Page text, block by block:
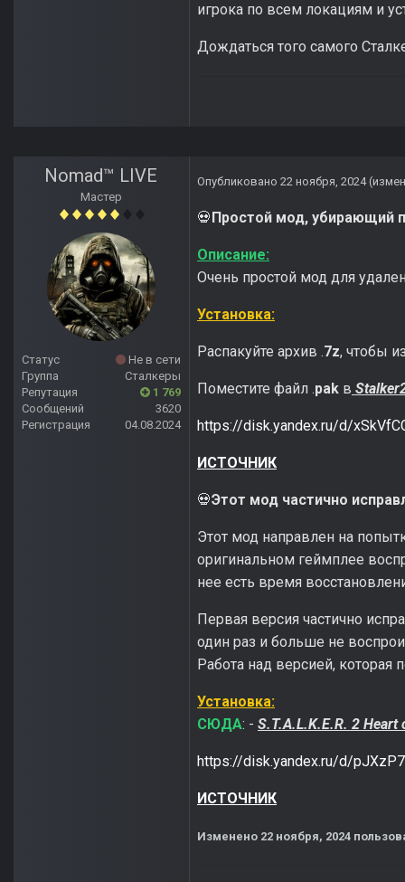
игрока по всем локациям и
Дождаться того самого
Nomad™ LIVE
Мастер
Статус
Не в сети
Группа
Сталкеры
Репутация
1 769
Сообщений
3620
Регистрация
04.08.2024
Опубликовано 22 ноября, 2024
💀 Простой мод, убирающий
Описание:
Очень простой мод для
Установка:
Распакуйте архив .7z, чтобы
Поместите файл .pak в
https://disk.yandex.ru/d/
ИСТОЧНИК
💀Этот мод частично
Этот мод направлен на
оригинальном геймплее
нее есть время
Первая версия частично
один раз и больше не
Работа над версией, которая
Установка:
СЮДА: - S.T.A.L.K.E.R. 2
https://disk.yandex.ru/d/
ИСТОЧНИК
Изменено 22 ноября, 2024